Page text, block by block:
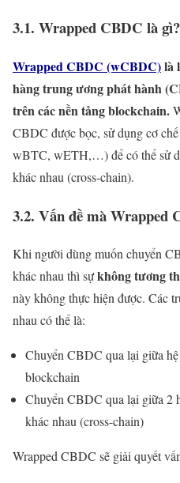
3.1. Wrapped CBDC là gì?
Wrapped CBDC (wCBDC)là
hàng trung ương phát hành
trên các nền tảng blockchain.
CBDC được bọc, sử dụng cơ
wBTC, wETH,…) để có thể sử
khác nhau (cross-chain).
3.2. Vấn đề mà Wrapped
Khi người dùng muốn chuyển
khác nhau thì sựkhông tương
này không thực hiện được. Các
nhau có thể là:
Chuyển CBDC qua lại giữa
blockchain
Chuyển CBDC qua lại giữa 2
khác nhau (cross-chain)
Wrapped CBDC sẽ giải quyết